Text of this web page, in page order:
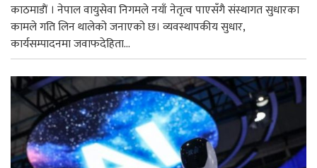
काठमाडाैं । नेपाल वायुसेवा निगमले नयाँ नेतृत्व पाएसँगै संस्थागत सुधारका
कामले गति लिन थालेको जनाएको छ। व्यवस्थापकीय सुधार,
कार्यसम्पादनमा जवाफदेहिता...